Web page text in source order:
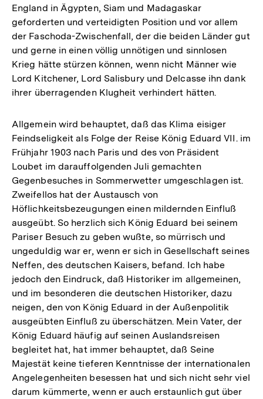
England in Ägypten, Siam und Madagaskar
geforderten und verteidigten Position und vor allem
der Faschoda-Zwischenfall, der die beiden Länder gut
und gerne in einen völlig unnötigen und sinnlosen
Krieg hätte stürzen können, wenn nicht Männer wie
Lord Kitchener, Lord Salisbury und Delcasse ihn dank
ihrer überragenden Klugheit verhindert hätten.
Allgemein wird behauptet, daß das Klima eisiger
Feindseligkeit als Folge der Reise König Eduard VII. im
Frühjahr 1903 nach Paris und des von Präsident
Loubet im darauffolgenden Juli gemachten
Gegenbesuches in Sommerwetter umgeschlagen ist.
Zweifellos hat der Austausch von
Höflichkeitsbezeugungen einen mildernden Einfluß
ausgeübt. So herzlich sich König Eduard bei seinem
Pariser Besuch zu geben wußte, so mürrisch und
ungeduldig war er, wenn er sich in Gesellschaft seines
Neffen, des deutschen Kaisers, befand. Ich habe
jedoch den Eindruck, daß Historiker im allgemeinen,
und im besonderen die deutschen Historiker, dazu
neigen, den von König Eduard in der Außenpolitik
ausgeübten Einfluß zu überschätzen. Mein Vater, der
König Eduard häufig auf seinen Auslandsreisen
begleitet hat, hat immer behauptet, daß Seine
Majestät keine tieferen Kenntnisse der internationalen
Angelegenheiten besessen hat und sich nicht sehr viel
darum kümmerte, wenn er auch erstaunlich gut über